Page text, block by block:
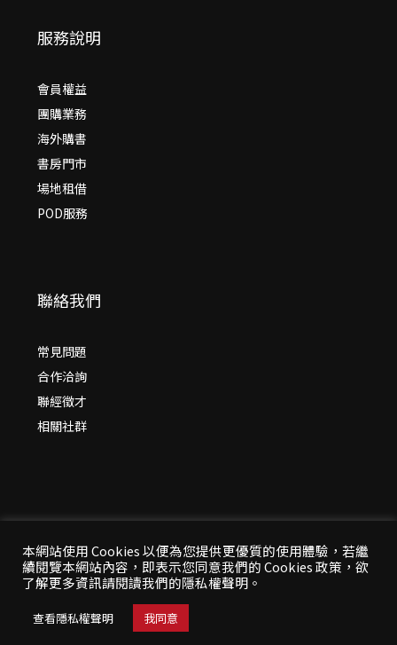
服務說明
會員權益
團購業務
海外購書
書房門市
場地租借
POD服務
聯絡我們
常見問題
合作洽詢
聯經徵才
相關社群
© 2026 年聯經出版：思考，連結過去與未來
All Rights Reserved | 本站台資料為版權所有，非經同
意請勿作任何形式之轉載使用
本網站使用 Cookies 以便為您提供更優質的使用體驗，若繼
續閱覽本網站內容，即表示您同意我們的 Cookies 政策，欲
了解更多資訊請閱讀我們的隱私權聲明。
查看隱私權聲明 我同意